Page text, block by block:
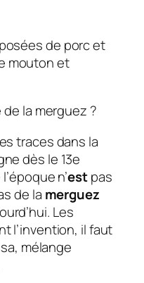
de porc et
mouton et
de la merguez ?
traces dans la
dès le 13e
n’estpas
de la merguez
Les
l’invention, il faut
mélange